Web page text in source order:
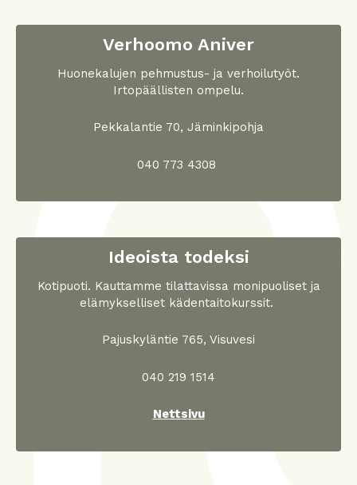
Verhoomo Aniver
Huonekalujen pehmustus- ja verhoilutyöt.
Irtopäällisten ompelu.
Pekkalantie 70, Jäminkipohja
040 773 4308
Ideoista todeksi
Kotipuoti. Kauttamme tilattavissa monipuoliset ja
elämykselliset kädentaitokurssit.
Pajuskyläntie 765, Visuvesi
040 219 1514
Nettsivu